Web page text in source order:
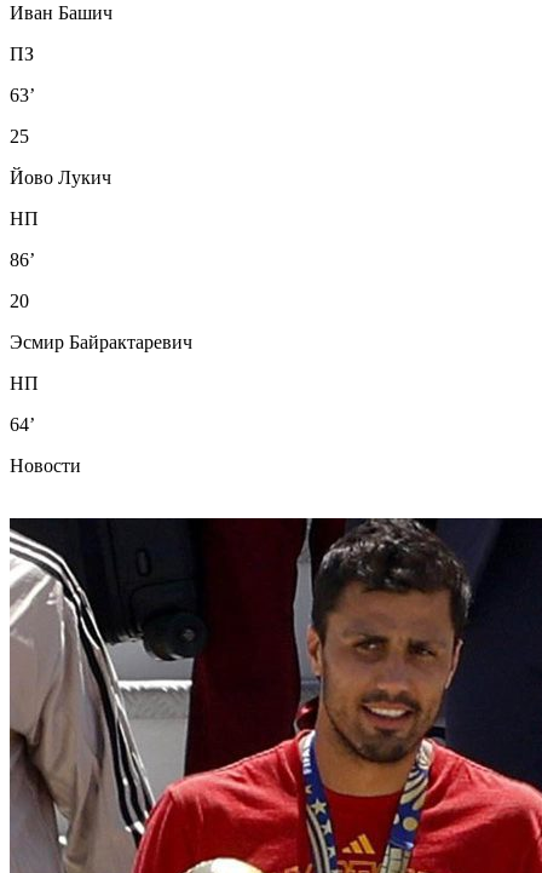
Иван Башич
ПЗ
63’
25
Йово Лукич
НП
86’
20
Эсмир Байрактаревич
НП
64’
Новости